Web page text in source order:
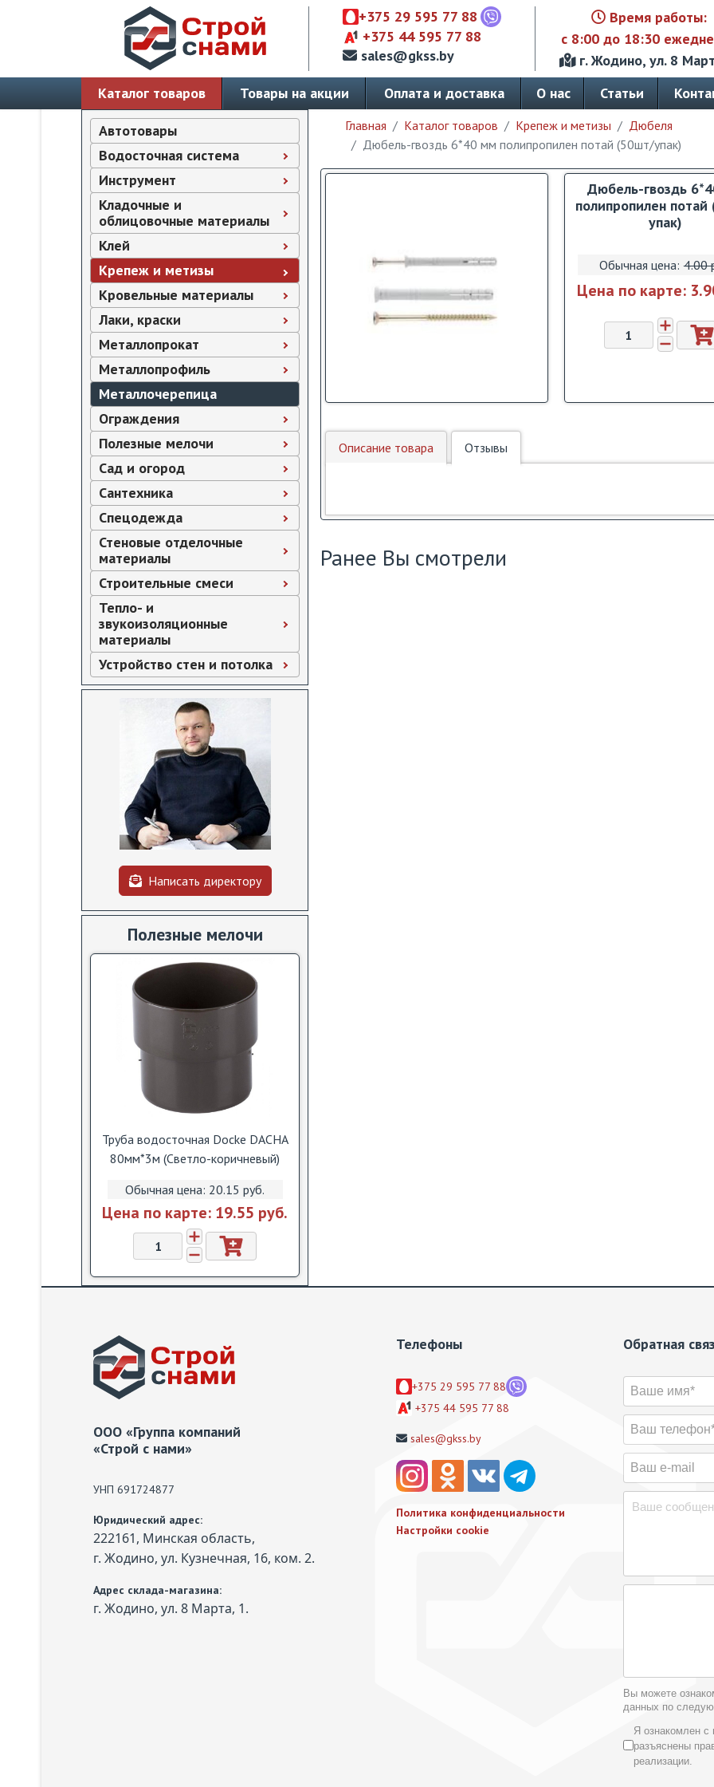
+375 29 595 77 88
+375 44 595 77 88
sales@gkss.by
Время работы:
с 8:00 до 18:30
г. Жодино, ул. 8
Каталог товаров
Товары на акции Оплата и доставка О нас Статьи
Автотовары
Водосточная система
Инструмент
Кладочные и
облицовочные материалы
Клей
Крепеж и метизы
Кровельные материалы
Лаки, краски
Металлопрокат
Металлопрофиль
Металлочерепица
Ограждения
Полезные мелочи
Сад и огород
Сантехника
Спецодежда
Стеновые отделочные
материалы
Строительные смеси
Тепло- и
звукоизоляционные
материалы
Устройство стен и потолка
Написать директору
Полезные мелочи
Труба водосточная Dоcke DACHA
80мм*3м (Светло-коричневый)
Обычная цена: 20.15 pуб.
Цена по карте: 19.55 pуб.
Главная Каталог товаров Крепеж и метизы
Дюбеля
Дюбель-гвоздь 6*40 мм полипропилен потай (50шт/упак)
Дюбель-гвоздь
полипропилен
упак)
Обычная цена: 4.00
Цена по карте:
Описание товара Отзывы
Ранее Вы смотрели
ООО «Группа компаний
«Строй с нами»
УНП 691724877
Юридический адрес:
222161, Минская область,
г. Жодино, ул. Кузнечная, 16, ком. 2.
Адрес склада-магазина:
г. Жодино, ул. 8 Марта, 1.
Телефоны
+375 29 595 77 88
+375 44 595 77 88
sales@gkss.by
Политика конфиденциальности
Настройки cookie
Обратная
Вы можете
данных по
Условия
Я ознакомлен с
разъяснены
реализации.